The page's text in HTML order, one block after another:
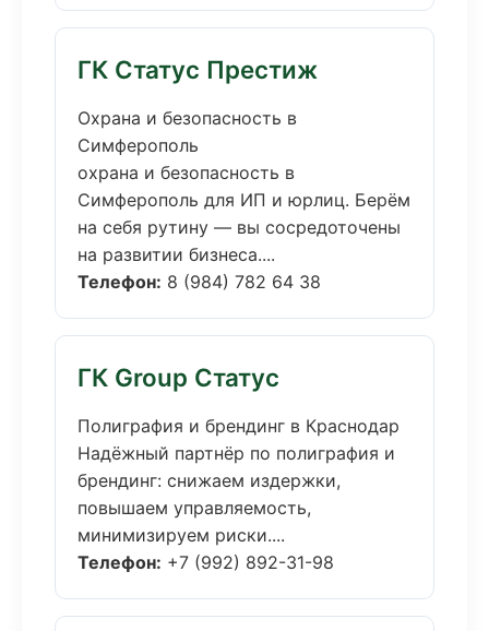
ГК Статус Престиж
Охрана и безопасность в
Симферополь
охрана и безопасность в
Симферополь для ИП и юрлиц. Берём
на себя рутину — вы сосредоточены
на развитии бизнеса....
Телефон: 8 (984) 782 64 38
ГК Group Статус
Полиграфия и брендинг в Краснодар
Надёжный партнёр по полиграфия и
брендинг: снижаем издержки,
повышаем управляемость,
минимизируем риски....
Телефон: +7 (992) 892-31-98